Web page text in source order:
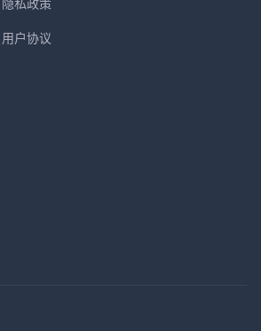
隐私政策
用户协议